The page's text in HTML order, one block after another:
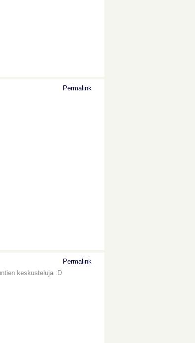
Permalink
Permalink
keskusteluja :D